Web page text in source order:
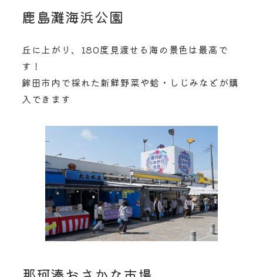
鹿島灘海浜公園
丘に上がり、180度見渡せる海の景色は最高で
す！
鉾田市内で採れた新鮮野菜や蛤・しじみなどが購
入できます